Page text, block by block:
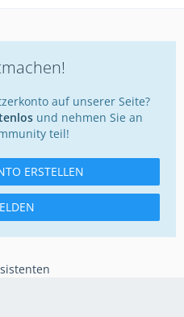
auf unserer Seite?
und nehmen Sie an
teil!
ERSTELLEN